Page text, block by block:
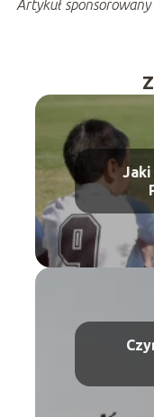
Artykuł sponsorowany
Jaki